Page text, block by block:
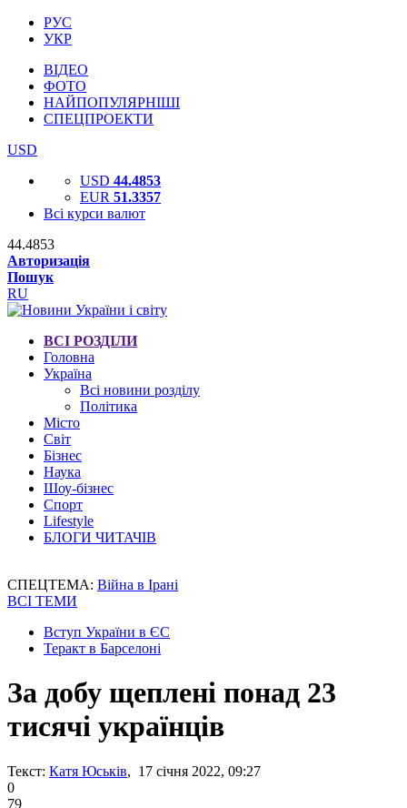
РУС
УКР
ВІДЕО
ФОТО
НАЙПОПУЛЯРНІШІ
СПЕЦПРОЕКТИ
USD
USD 44.4853
EUR 51.3357
Всі курси валют
44.4853
Авторизація
Пошук
RU
ВСІ РОЗДІЛИ
Головна
Україна
Всі новини розділу
Політика
Місто
Світ
Бізнес
Наука
Шоу-бізнес
Спорт
Lifestyle
БЛОГИ ЧИТАЧІВ
СПЕЦТЕМА: Війна в Ірані
ВСІ ТЕМИ
Вступ України в ЄС
Теракт в Барселоні
За добу щеплені понад 23
тисячі українців
Текст: Катя Юськів, 17 січня 2022, 09:27
0
79